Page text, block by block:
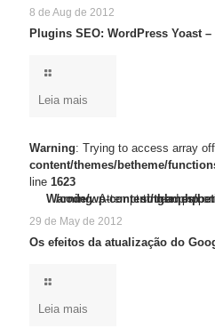
8 de Aug de 2012
Plugins SEO: WordPress Yoast
Leia mais
Warning: Trying to access array
content/themes/betheme/
line 1623
Warning: Trying to access
/code/wp-content/themes/betheme/
on line
Warning: Attempt to read
/code/wp-content/themes/betheme/includes/content-single.php
29 de May de 2012
Os efeitos da atualização do
Leia mais